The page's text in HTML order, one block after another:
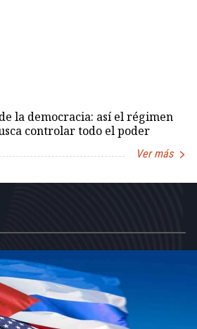
la democracia: así el régimen
controlar todo el poder
Ver más